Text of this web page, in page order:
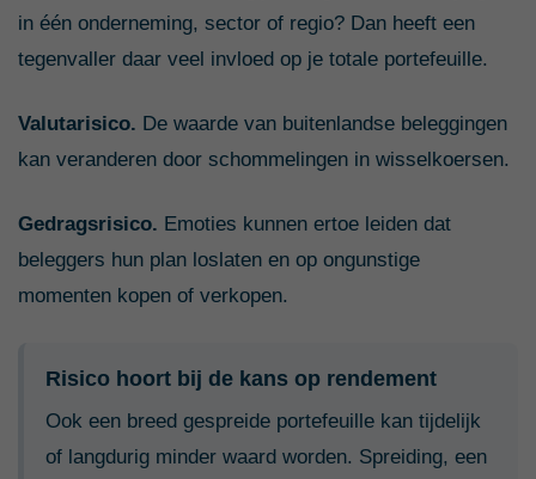
in één onderneming, sector of regio? Dan heeft een
tegenvaller daar veel invloed op je totale portefeuille.
Valutarisico. De waarde van buitenlandse beleggingen
kan veranderen door schommelingen in wisselkoersen.
Gedragsrisico. Emoties kunnen ertoe leiden dat
beleggers hun plan loslaten en op ongunstige
momenten kopen of verkopen.
Risico hoort bij de kans op rendement
Ook een breed gespreide portefeuille kan tijdelijk
of langdurig minder waard worden. Spreiding, een